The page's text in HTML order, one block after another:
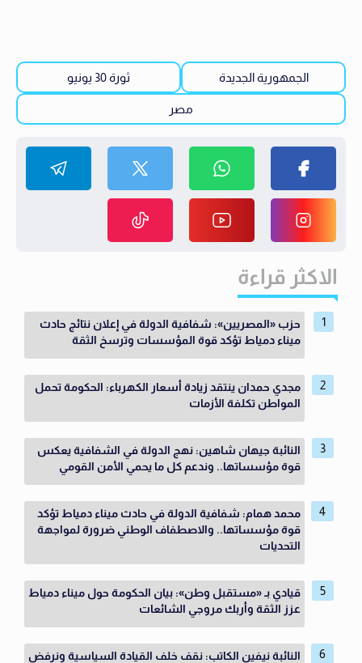
الجمهورية الجديدة ثورة 30 يونيو
مصر
الاكثر قراءة
حزب «المصريين»: شفافية الدولة في إعلان نتائج حادث
ميناء دمياط تؤكد قوة المؤسسات وترسخ الثقة
مجدي حمدان ينتقد زيادة أسعار الكهرباء: الحكومة تحمل
المواطن تكلفة الأزمات
النائبة جيهان شاهين: نهج الدولة في الشفافية يعكس
قوة مؤسساتها.. وندعم كل ما يحمي الأمن القومي
محمد همام: شفافية الدولة في حادث ميناء دمياط تؤكد
قوة مؤسساتها.. والاصطفاف الوطني ضرورة لمواجهة
التحديات
قيادي بـ «مستقبل وطن»: بيان الحكومة حول ميناء دمياط
عزز الثقة وأربك مروجي الشائعات
النائبة نيفين الكاتب: نقف خلف القيادة السياسية ونرفض